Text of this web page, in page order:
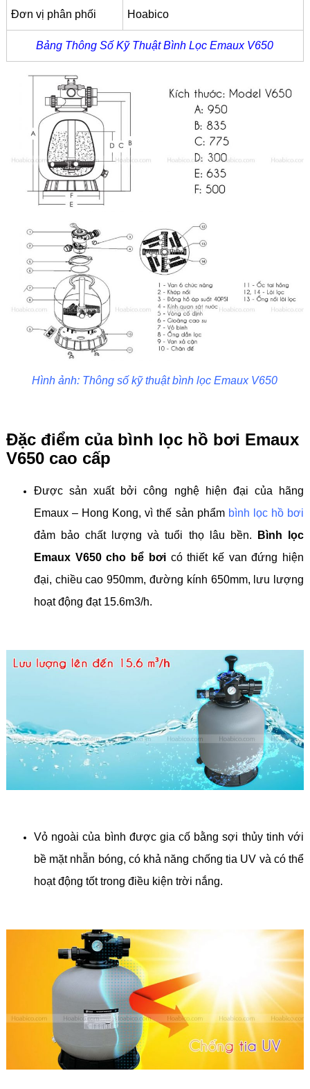
Đơn vị phân phối Hoabico
Bảng Thông Số Kỹ Thuật Bình Lọc Emaux V650
Hình ảnh: Thông số kỹ thuật bình lọc Emaux V650
Đặc điểm của bình lọc hồ bơi Emaux
V650 cao cấp
Được sản xuất bởi công nghệ hiện đại của hãng
Emaux – Hong Kong, vì thế sản phẩm bình lọc hồ bơi
đảm bảo chất lượng và tuổi thọ lâu bền.
Bình lọc
Emaux V650 cho bể bơicó thiết kế van đứng hiện
đại, chiều cao 950mm, đường kính 650mm, lưu lượng
hoạt động đạt 15.6m3/h.
Vỏ ngoài của bình được gia cố bằng sợi thủy tinh với
bề mặt nhẵn bóng, có khả năng chống tia UV và có thể
hoạt động tốt trong điều kiện trời nắng.